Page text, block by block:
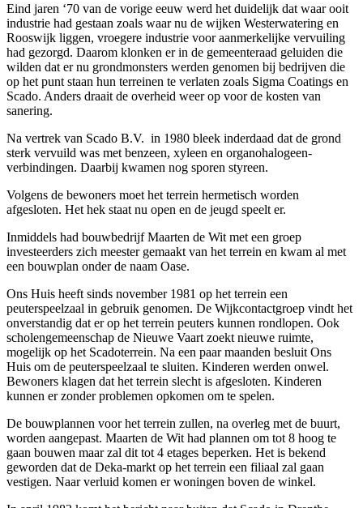
Eind jaren ‘70 van de vorige eeuw werd het duidelijk dat waar ooit
industrie had gestaan zoals waar nu de wijken Westerwatering en
Rooswijk liggen, vroegere industrie voor aanmerkelijke vervuiling
had gezorgd. Daarom klonken er in de gemeenteraad geluiden die
wilden dat er nu grondmonsters werden genomen bij bedrijven die
op het punt staan hun terreinen te verlaten zoals Sigma Coatings en
Scado. Anders draait de overheid weer op voor de kosten van
sanering.
Na vertrek van Scado B.V. in 1980 bleek inderdaad dat de grond
sterk vervuild was met benzeen, xyleen en organohalogeen-
verbindingen. Daarbij kwamen nog sporen styreen.
Volgens de bewoners moet het terrein hermetisch worden
afgesloten. Het hek staat nu open en de jeugd speelt er.
Inmiddels had bouwbedrijf Maarten de Wit met een groep
investeerders zich meester gemaakt van het terrein en kwam al met
een bouwplan onder de naam Oase.
Ons Huis heeft sinds november 1981 op het terrein een
peuterspeelzaal in gebruik genomen. De Wijkcontactgroep vindt het
onverstandig dat er op het terrein peuters kunnen rondlopen. Ook
scholengemeenschap de Nieuwe Vaart zoekt nieuwe ruimte,
mogelijk op het Scadoterrein. Na een paar maanden besluit Ons
Huis om de peuterspeelzaal te sluiten. Kinderen werden onwel.
Bewoners klagen dat het terrein slecht is afgesloten. Kinderen
kunnen er zonder problemen opkomen om te spelen.
De bouwplannen voor het terrein zullen, na overleg met de buurt,
worden aangepast. Maarten de Wit had plannen om tot 8 hoog te
gaan bouwen maar zal dit tot 4 etages beperken. Het is bekend
geworden dat de Deka-markt op het terrein een filiaal zal gaan
vestigen. Naar verluid komen er woningen boven de winkel.